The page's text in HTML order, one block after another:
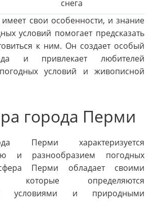
снега
свои особенности, и знание
условий помогает предсказать
к ним. Он создает особый
и привлекает любителей
условий и живописной
города Перми
Перми характеризуется
и разнообразием погодных
Перми обладает своими
которые определяются
условиями и природными